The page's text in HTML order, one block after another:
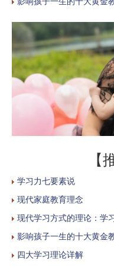
【
学习力七要素说
现代家庭教育理念
现代学习方式的理论：学
影响孩子一生的十大黄金
四大学习理论详解